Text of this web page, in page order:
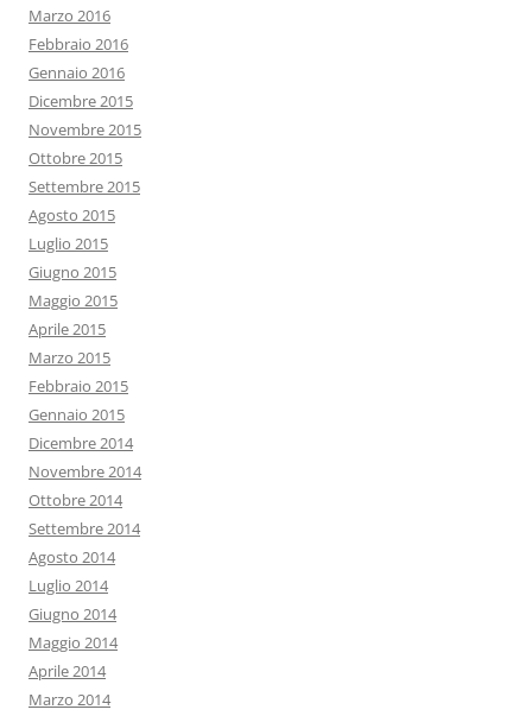
Marzo 2016
Febbraio 2016
Gennaio 2016
Dicembre 2015
Novembre 2015
Ottobre 2015
Settembre 2015
Agosto 2015
Luglio 2015
Giugno 2015
Maggio 2015
Aprile 2015
Marzo 2015
Febbraio 2015
Gennaio 2015
Dicembre 2014
Novembre 2014
Ottobre 2014
Settembre 2014
Agosto 2014
Luglio 2014
Giugno 2014
Maggio 2014
Aprile 2014
Marzo 2014